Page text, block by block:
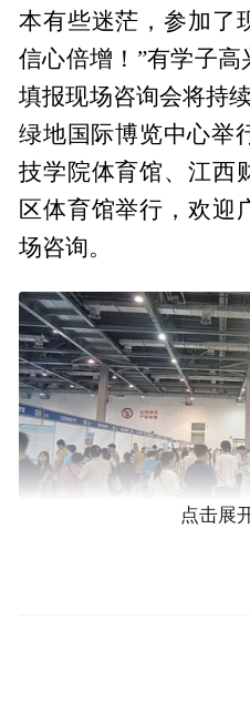
本有些迷茫，参加了
信心倍增！”有学子
填报现场咨询会将持
绿地国际博览中心举
技学院体育馆、江西
区体育馆举行，欢迎
场咨询。
高考志愿填报现场咨询
点击展